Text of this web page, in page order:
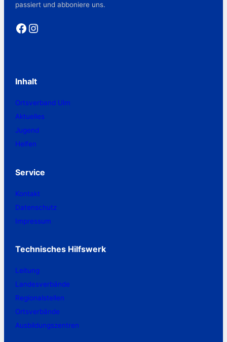
passiert und abboniere uns.
Facebook Instagram
Inhalt
Ortsverband Ulm
Aktuelles
Jugend
Helfen
Service
Kontakt
Datenschutz
Impressum
Technisches Hilfswerk
Leitung
Landesverbände
Regionalstellen
Ortsverbände
Ausbildungszentren